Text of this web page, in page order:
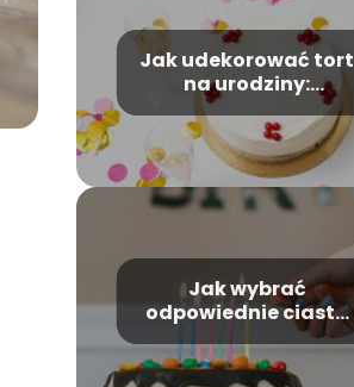
Jak udekorować tort
na urodziny:
Kreatywne pomysły
na ozdabianie tortu,
które zachwycą
jubilata
Jak wybrać
odpowiednie ciasto
na urodziny?